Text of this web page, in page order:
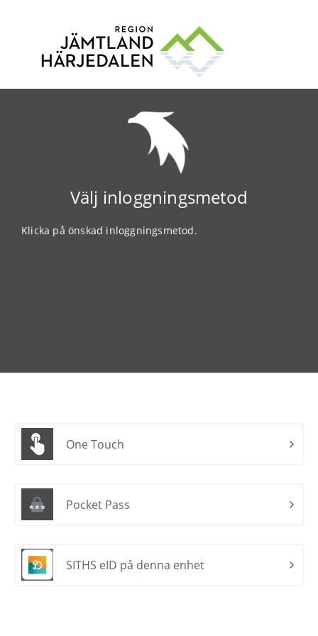
Välj inloggningsmetod
Klicka på önskad inloggningsmetod.
One Touch
Pocket Pass
SITHS eID på denna enhet